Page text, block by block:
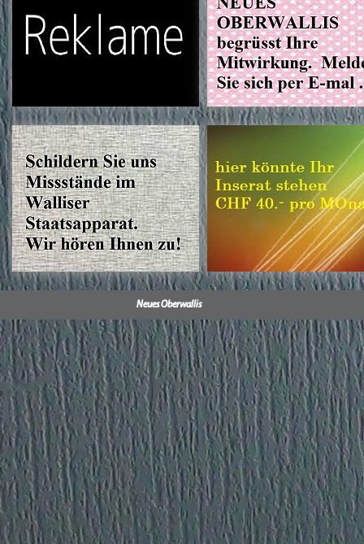
Neues Oberwallis